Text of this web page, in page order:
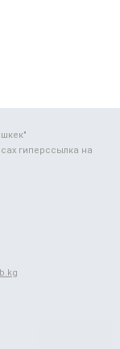
гиперссылка на